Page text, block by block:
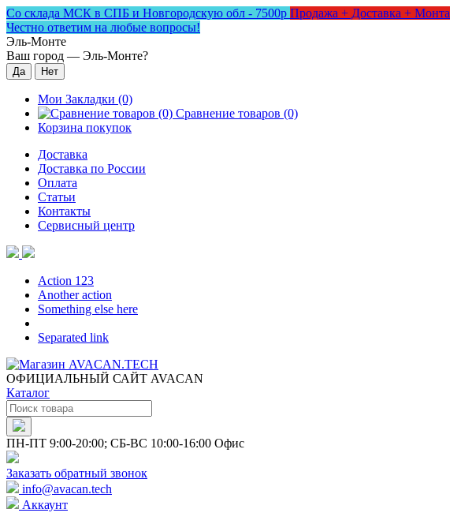
Со склада МСК в СПБ и Новгородскую обл - 7500р Продажа + Доставка +
Честно ответим на любые вопросы!
Эль-Монте
Ваш город — Эль-Монте?
Мои Закладки (0)
Сравнение товаров (0)
Корзина покупок
Доставка
Доставка по России
Оплата
Статьи
Контакты
Сервисный центр
Action 123
Another action
Something else here
Separated link
ОФИЦИАЛЬНЫЙ САЙТ AVACAN
Каталог
ПН-ПТ 9:00-20:00; СБ-ВС 10:00-16:00 Офис
Заказать обратный звонок
info@avacan.tech
Аккаунт